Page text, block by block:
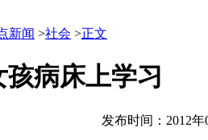
新闻 >社会 >正文
病床上学习
发布时间：2012年